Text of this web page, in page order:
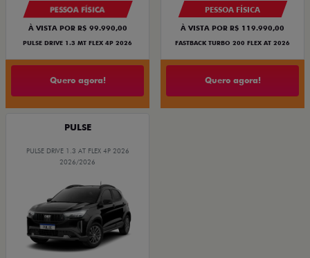
PESSOA FÍSICA
À VISTA POR R$ 99.990,00
PULSE DRIVE 1.3 MT FLEX 4P 2026
Quero agora!
PESSOA FÍSICA
À VISTA POR R$ 119.990,00
FASTBACK TURBO 200 FLEX AT 2026
Quero agora!
PULSE
PULSE DRIVE 1.3 AT FLEX 4P 2026
2026/2026